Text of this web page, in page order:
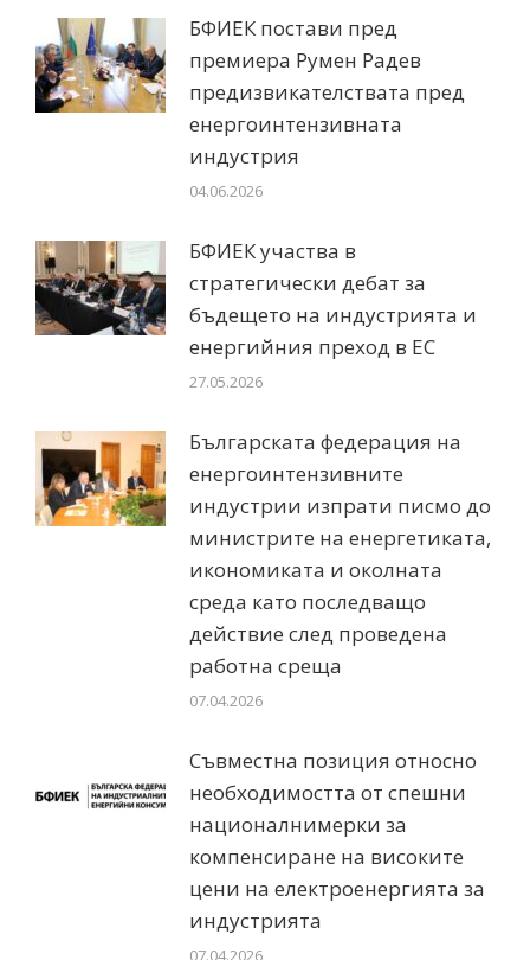
БФИЕК постави пред
премиера Румен Радев
предизвикателствата пред
енергоинтензивната
индустрия
04.06.2026
БФИЕК участва в
стратегически дебат за
бъдещето на индустрията и
енергийния преход в ЕС
27.05.2026
Българската федерация на
енергоинтензивните
индустрии изпрати писмо до
министрите на енергетиката,
икономиката и околната
среда като последващо
действие след проведена
работна среща
07.04.2026
Съвместна позиция относно
необходимостта от спешни
националнимерки за
компенсиране на високите
цени на електроенергията за
индустрията
07.04.2026